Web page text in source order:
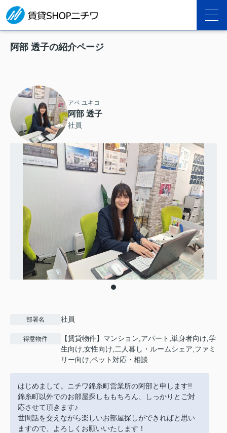
阿部 透子の紹介ページ
アベ ユキコ
阿部 透子
社員
部署名 社員
得意物件
【賃貸物件】マンション,アパート,単身者向け,学
生向け,女性向け,二人暮し・ルームシェア,ファミ
リー向け,ペット対応・相談
はじめまして。ニチワ錦糸町営業所の阿部と申します!!
錦糸町以外でのお部屋探しももちろん、しっかりとご対
応させて頂きます♪
世間話を交えながら楽しいお部屋探しができればと思い
ますので、よろしくお願いいたします！